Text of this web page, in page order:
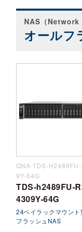
NAS（
オールフ
QNA-TDS-
9Y-64G
TDS-h2489FU-
4309Y-64G
24ベイラックマウント
フラッシュNAS